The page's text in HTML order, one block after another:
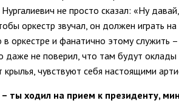
не просто сказал: «Ну
оркестр звучал, он должен играть
оркестре и фанатично этому служить
даже не поверил, что там будут
чувствуют себя настоящими
ты ходил на прием к президенту,